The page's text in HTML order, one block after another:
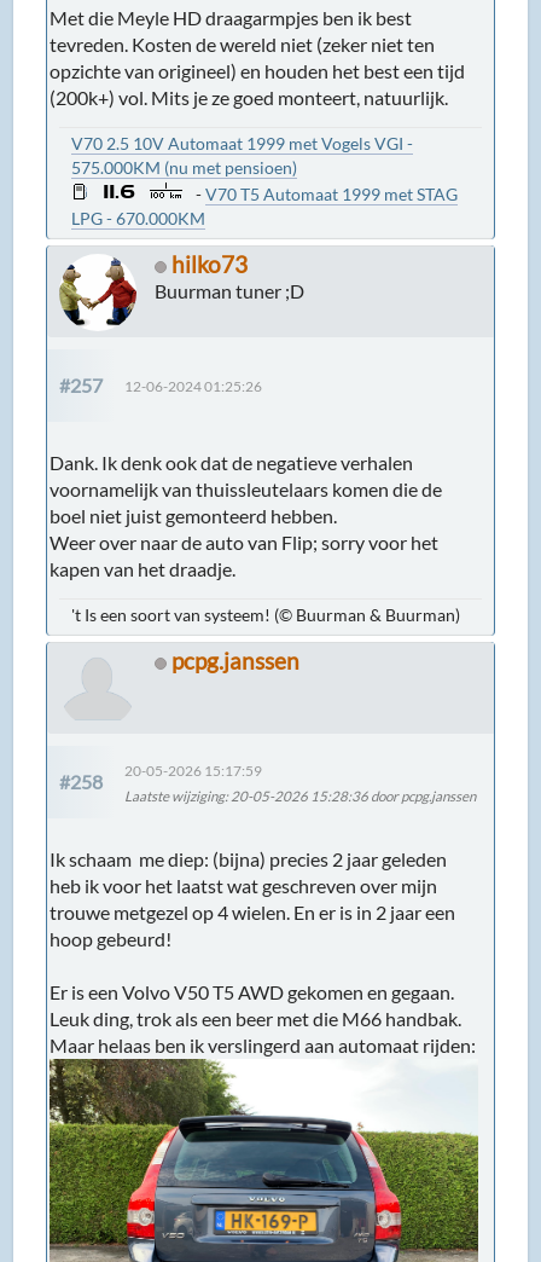
Met die Meyle HD draagarmpjes ben ik best
tevreden. Kosten de wereld niet (zeker niet ten
opzichte van origineel) en houden het best een tijd
(200k+) vol. Mits je ze goed monteert, natuurlijk.
V70 2.5 10V Automaat 1999 met Vogels VGI -
575.000KM (nu met pensioen)
-V70 T5 Automaat 1999 met STAG
LPG - 670.000KM
hilko73
Buurman tuner ;D
#257 12-06-2024 01:25:26
Dank. Ik denk ook dat de negatieve verhalen
voornamelijk van thuissleutelaars komen die de
boel niet juist gemonteerd hebben.
Weer over naar de auto van Flip; sorry voor het
kapen van het draadje.
't Is een soort van systeem! (© Buurman & Buurman)
pcpg.janssen
#258
20-05-2026 15:17:59
Laatste wijziging: 20-05-2026 15:28:36 door pcpg.janssen
Ik schaam me diep: (bijna) precies 2 jaar geleden
heb ik voor het laatst wat geschreven over mijn
trouwe metgezel op 4 wielen. En er is in 2 jaar een
hoop gebeurd!
Er is een Volvo V50 T5 AWD gekomen en gegaan.
Leuk ding, trok als een beer met die M66 handbak.
Maar helaas ben ik verslingerd aan automaat rijden: